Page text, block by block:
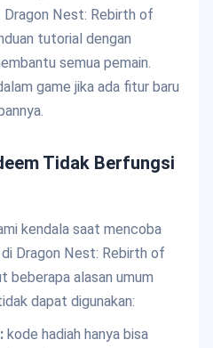
Dragon Nest: Rebirth of
tutorial dengan
semua pemain.
game jika ada fitur baru
Tidak Berfungsi
kendala saat mencoba
Dragon Nest: Rebirth of
beberapa alasan umum
dapat digunakan:
kode hadiah hanya bisa